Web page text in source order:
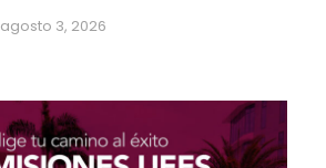
agosto 3, 2026